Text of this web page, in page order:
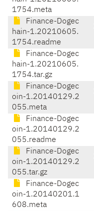
1754.meta
Finance-Dogec
hain-1.20210605.
1754.readme
Finance-Dogec
hain-1.20210605.
1754.tar.gz
Finance-Dogec
oin-1.20140129.2
055.meta
Finance-Dogec
oin-1.20140129.2
055.readme
Finance-Dogec
oin-1.20140129.2
055.tar.gz
Finance-Dogec
oin-1.20140201.1
608.meta